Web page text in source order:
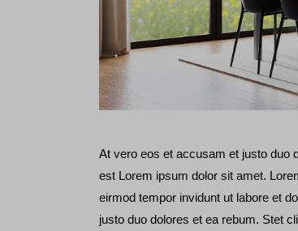
At vero eos et accusam et justo duo
est Lorem ipsum dolor sit amet.
eirmod tempor invidunt ut labore et
justo duo dolores et ea rebum. Stet